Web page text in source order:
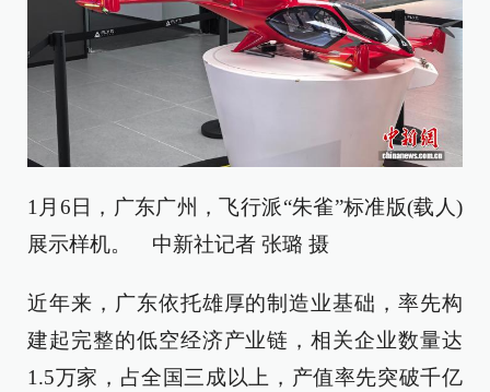
1月6日，广东广州，飞行派“朱雀”标准版(载人)
展示样机。 中新社记者 张璐 摄
近年来，广东依托雄厚的制造业基础，率先构
建起完整的低空经济产业链，相关企业数量达
1.5万家，占全国三成以上，产值率先突破千亿